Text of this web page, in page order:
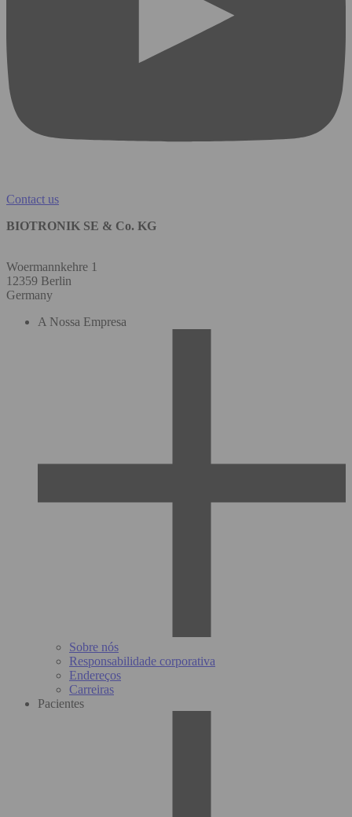
Contact us
BIOTRONIK SE & Co. KG
Woermannkehre 1
12359 Berlin
Germany
A Nossa Empresa
Sobre nós
Responsabilidade corporativa
Endereços
Carreiras
Pacientes